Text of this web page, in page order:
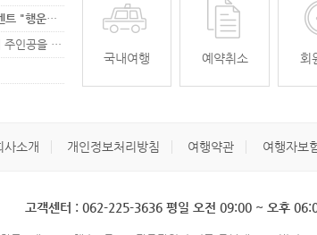
[무안공항 활성화-2탄] 여강[리장] 전세기 홍보 이벤트 "행운에 주인공…
[무안공항 활성화] 가을전세기 홍보 이벤트 "행운에 주인공을 찾습니다."
국내여행 예약취소 회
사소개 개인정보처리방침 여행약관 여행자보
고객센터 : 062-225-3636 평일 오전 09:00 ~ 오후